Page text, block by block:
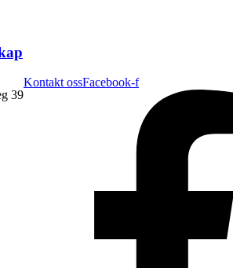
39
Kontakt ossFacebook-f